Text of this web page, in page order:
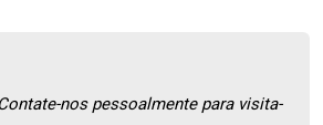
nos pessoalmente para visita-